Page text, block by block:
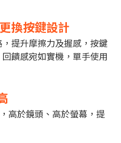
換按鍵設計
提升摩擦力及握感，按鍵
饋感宛如實機，單手使用
高於鏡頭、高於螢幕，提